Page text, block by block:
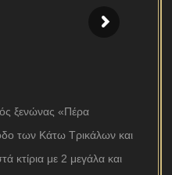
ξενώνας «Πέρα
των Κάτω Τρικάλων και
κτίρια με 2 μεγάλα και